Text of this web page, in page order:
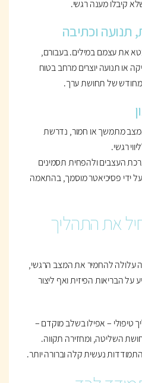
קיבלו מענה רגשי.
תנועה וכתיבה
את עצמם במילים. בעבורם,
או תנועה יוצרים מרחב בטוח
מחודש של תחושת ערך.
מתמשך או חמור, נדרשת
רגשי.
העצבים ולהפחית תסמינים
ידי פסיכיאטר מוסמך, בהתאמה
את התהליך
עלולה להחמיר את המצב הרגשי,
על הבריאות הפיזית ואף ליצור
– אפילו בשלב מוקדם –
השליטה, ומחזירה תקווה.
נעשית קלה וברורה יותר.